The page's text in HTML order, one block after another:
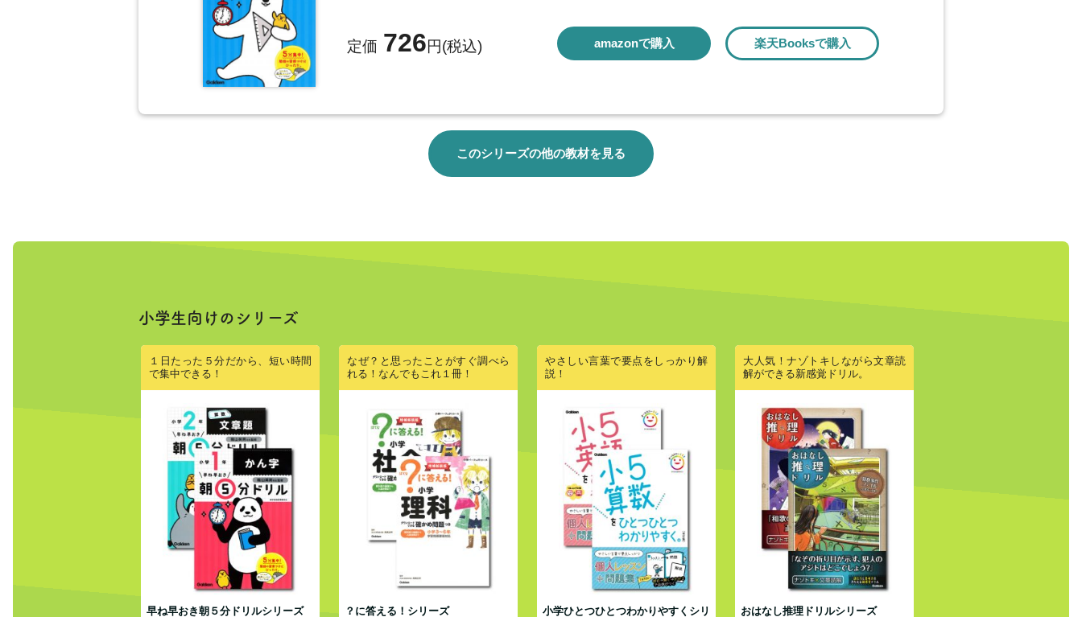
定価 726円(税込) amazonで購入 楽天Booksで購入
このシリーズの他の教材を見る
小学生向けのシリーズ
１日たった５分だから、短い時間
で集中できる！
早ね早おき朝５分ドリルシリーズ
なぜ？と思ったことがすぐ調べら
れる！なんでもこれ１冊！
？に答える！シリーズ
やさしい言葉で要点をしっかり解
説！
小学ひとつひとつわかりやすくシリ
大人気！ナゾトキしながら文章読
解ができる新感覚ドリル。
おはなし推理ドリルシリーズ